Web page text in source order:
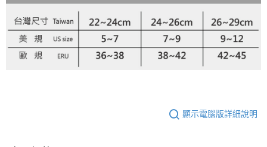
顯示電腦版詳細說明